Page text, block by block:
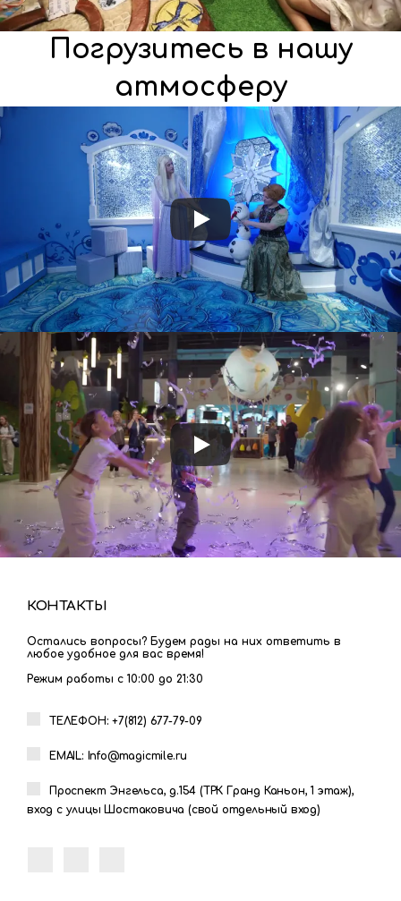
Погрузитесь в нашу
атмосферу
КОНТАКТЫ
Остались вопросы? Будем рады на них ответить в
любое удобное для вас время!
Режим работы с 10:00 до 21:30
ТЕЛЕФОН: +7(812) 677-79-09
EMAIL: Info@magicmile.ru
Проспект Энгельса, д.154 (ТРК Гранд Каньон, 1 этаж),
вход с улицы Шостаковича (свой отдельный вход)